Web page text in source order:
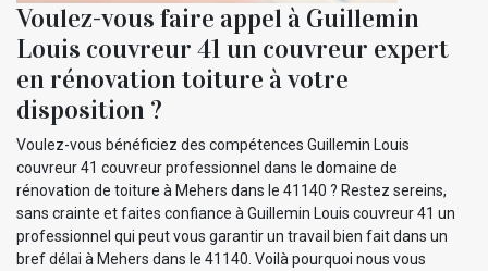
Voulez-vous faire appel à Guillemin
Louis couvreur 41 un couvreur expert
en rénovation toiture à votre
disposition ?
Voulez-vous bénéficiez des compétences Guillemin Louis
couvreur 41 couvreur professionnel dans le domaine de
rénovation de toiture à Mehers dans le 41140 ? Restez sereins,
sans crainte et faites confiance à Guillemin Louis couvreur 41 un
professionnel qui peut vous garantir un travail bien fait dans un
bref délai à Mehers dans le 41140. Voilà pourquoi nous vous